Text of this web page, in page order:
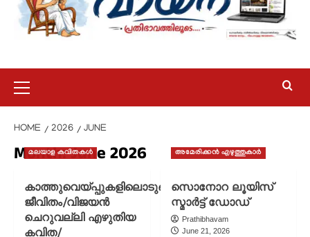
Menu
HOME 2026 JUNE
Month:June 2026
മലയാള കവിതകൾ
കാത്തുവെയ്പ്പുകളിലൊടുങ്ങുന്ന
ജീവിതം/വിജയൻ
ചെറുവല്ലി എഴുതിയ
കവിത/
അമേരിക്കൻ എഴുത്തുകാർ
സൊനോറ ലൂയിസ്
സ്മാർട്ട് ഡോഡ്
Prathibhavam
June 21, 2026